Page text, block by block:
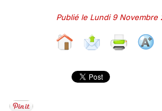
Publié le Lundi 9 Novembre